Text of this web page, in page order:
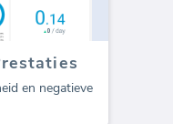
en negatieve